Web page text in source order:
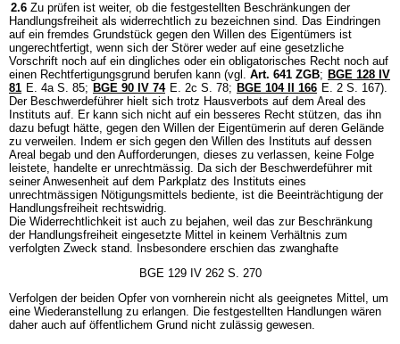
2.6 Zu prüfen ist weiter, ob die festgestellten Beschränkungen der
Handlungsfreiheit als widerrechtlich zu bezeichnen sind. Das Eindringen
auf ein fremdes Grundstück gegen den Willen des Eigentümers ist
ungerechtfertigt, wenn sich der Störer weder auf eine gesetzliche
Vorschrift noch auf ein dingliches oder ein obligatorisches Recht noch auf
einen Rechtfertigungsgrund berufen kann (vgl. Art. 641 ZGB; BGE 128 IV
81 E. 4a S. 85; BGE 90 IV 74 E. 2c S. 78; BGE 104 II 166 E. 2 S. 167).
Der Beschwerdeführer hielt sich trotz Hausverbots auf dem Areal des
Instituts auf. Er kann sich nicht auf ein besseres Recht stützen, das ihn
dazu befugt hätte, gegen den Willen der Eigentümerin auf deren Gelände
zu verweilen. Indem er sich gegen den Willen des Instituts auf dessen
Areal begab und den Aufforderungen, dieses zu verlassen, keine Folge
leistete, handelte er unrechtmässig. Da sich der Beschwerdeführer mit
seiner Anwesenheit auf dem Parkplatz des Instituts eines
unrechtmässigen Nötigungsmittels bediente, ist die Beeinträchtigung der
Handlungsfreiheit rechtswidrig.
Die Widerrechtlichkeit ist auch zu bejahen, weil das zur Beschränkung
der Handlungsfreiheit eingesetzte Mittel in keinem Verhältnis zum
verfolgten Zweck stand. Insbesondere erschien das zwanghafte
BGE 129 IV 262 S. 270
Verfolgen der beiden Opfer von vornherein nicht als geeignetes Mittel, um
eine Wiederanstellung zu erlangen. Die festgestellten Handlungen wären
daher auch auf öffentlichem Grund nicht zulässig gewesen.